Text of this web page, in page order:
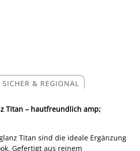
SICHER & REGIONAL
Titan – hautfreundlich amp;
Titan sind die ideale Ergänzung
Gefertigt aus reinem